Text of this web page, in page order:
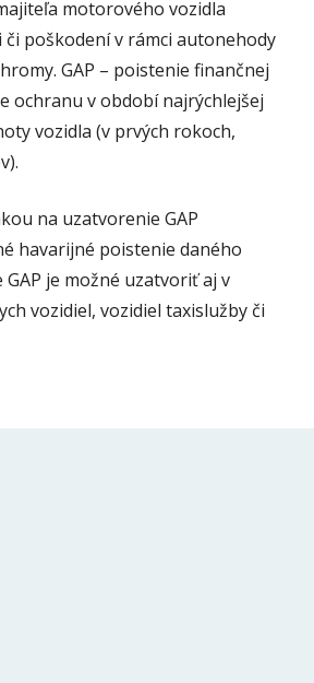
motorového vozidla
či poškodení v rámci autonehody
GAP – poistenie finančnej
ochranu v období najrýchlejšej
vozidla (v prvých rokoch,
na uzatvorenie GAP
havarijné poistenie daného
GAP je možné uzatvoriť aj v
vozidiel, vozidiel taxislužby či